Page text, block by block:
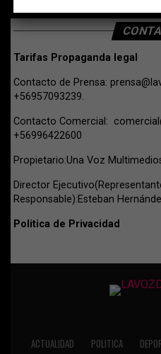
Tarifas Propaganda legal
Contacto de Prensa:
+56957093239.
Contacto Comercial:
+56996422600
Propietario:Una Voz
Director
Responsable):Esteban
Politica de Privacidad
ACTUALIDAD POLITICA